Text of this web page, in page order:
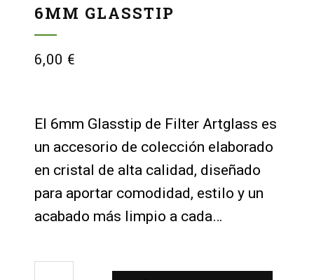
6MM GLASSTIP
6,00 €
El 6mm Glasstip de Filter Artglass es
un accesorio de colección elaborado
en cristal de alta calidad, diseñado
para aportar comodidad, estilo y un
acabado más limpio a cada…